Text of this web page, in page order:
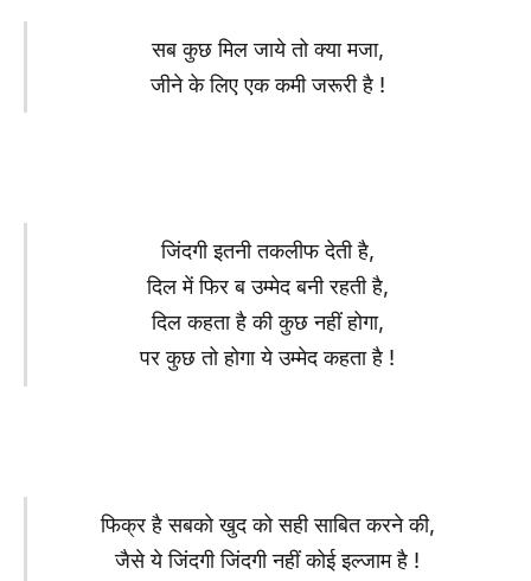
सब कुछ मिल जाये तो क्या मजा,
जीने के लिए एक कमी जरूरी है !
जिंदगी इतनी तकलीफ देती है,
दिल में फिर ब उम्मेद बनी रहती है,
दिल कहता है की कुछ नहीं होगा,
पर कुछ तो होगा ये उम्मेद कहता है !
फिक्र है सबको खुद को सही साबित करने की,
जैसे ये जिंदगी जिंदगी नहीं कोई इल्जाम है !